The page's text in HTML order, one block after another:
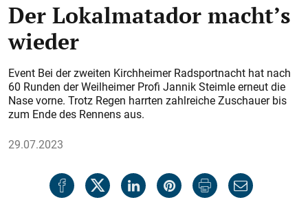
Der Lokalmatador macht’s
wieder
Event Bei der zweiten Kirchheimer Radsportnacht hat nach
60 Runden der Weilheimer Profi Jannik Steimle erneut die
Nase vorne. Trotz Regen harrten zahlreiche Zuschauer bis
zum Ende des Rennens aus.
29.07.2023